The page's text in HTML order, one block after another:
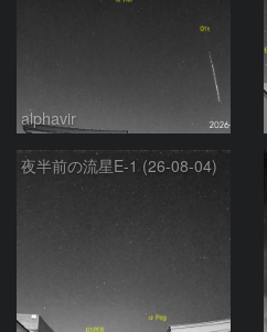
alphavir
夜半前の流星E-1 (26-08-04)